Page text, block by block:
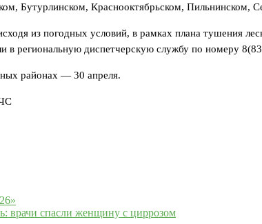
Бутурлинском, Краснооктябрьском, Пильнинском,
из погодных условий, в рамках плана тушения
региональную диспетчерскую службу по номеру
районах — 30 апреля.
врачи спасли женщину с циррозом